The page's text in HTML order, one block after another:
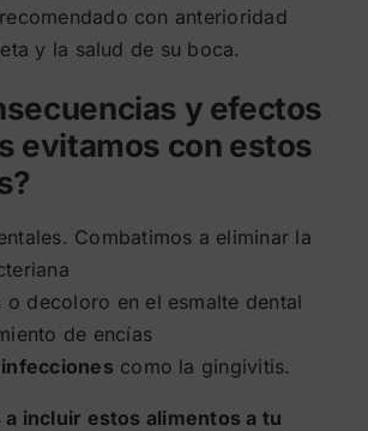
con anterioridad
y la salud de su boca.
y efectos
evitamos con estos
Combatimos a eliminar la
o decoloro en el esmalte dental
de encías
infecciones como la gingivitis.
a incluir estos alimentos a tu